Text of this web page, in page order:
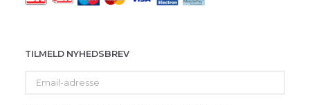
TILMELD NYHEDSBREV
adresse